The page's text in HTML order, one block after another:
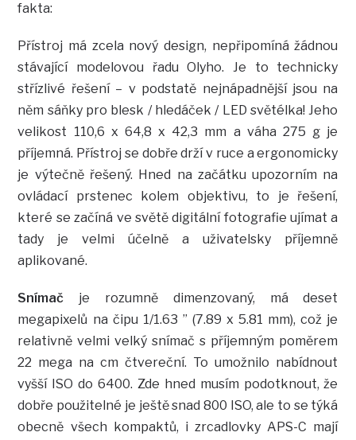
fakta:
Přístroj má zcela nový design, nepřipomíná žádnou
stávající modelovou řadu Olyho. Je to technicky
střízlivé řešení – v podstatě nejnápadnější jsou na
něm sáňky pro blesk / hledáček / LED světélka! Jeho
velikost 110,6 x 64,8 x 42,3 mm a váha 275 g je
příjemná. Přístroj se dobře drží v ruce a ergonomicky
je výtečně řešený. Hned na začátku upozorním na
ovládací prstenec kolem objektivu, to je řešení,
které se začíná ve světě digitální fotografie ujímat a
tady je velmi účelně a uživatelsky příjemně
aplikované.
Snímač je rozumně dimenzovaný, má deset
megapixelů na čipu 1/1.63 ” (7.89 x 5.81 mm), což je
relativně velmi velký snímač s příjemným poměrem
22 mega na cm čtvereční. To umožnilo nabídnout
vyšší ISO do 6400. Zde hned musím podotknout, že
dobře použitelné je ještě snad 800 ISO, ale to se týká
obecně všech kompaktů, i zrcadlovky APS-C mají